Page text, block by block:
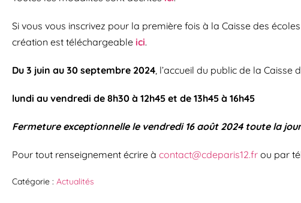
Si vous vous inscrivez pour la première fois à la Caisse des
création est téléchargeable ici.
Du 3 juin au 30 septembre 2024, l’accueil du public de la
lundi au vendredi de 8h30 à 12h45 et de 13h45 à 16h45
Fermeture exceptionnelle le vendredi 16 août 2024 toute la
Pour tout renseignement écrire à contact@cdeparis12.fr ou par
Catégorie : Actualités